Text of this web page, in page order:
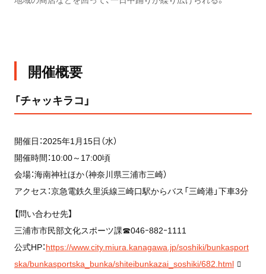
開催概要
「チャッキラコ」
開催日：2025年1月15日（水）
開催時間：10:00～17:00頃
会場：海南神社ほか（神奈川県三浦市三崎）
アクセス：京急電鉄久里浜線三崎口駅からバス「三崎港」下車3分
【問い合わせ先】
三浦市市民部文化スポーツ課☎046ｰ882ｰ1111
公式HP：https://www.city.miura.kanagawa.jp/soshiki/bunkasport
ska/bunkasportska_bunka/shiteibunkazai_soshiki/682.html